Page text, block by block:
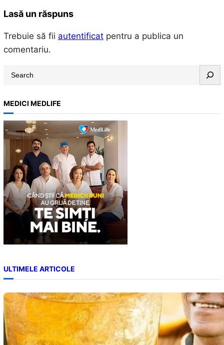
Lasă un răspuns
Trebuie să fii autentificatpentru a publica un
comentariu.
a
r
c
h
MEDICI MEDLIFE
ULTIMELE ARTICOLE